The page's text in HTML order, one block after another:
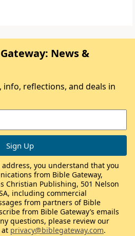
News &
info, reflections, and deals in
you understand that you
from Bible Gateway,
Christian Publishing, 501 Nelson
including commercial
from partners of Bible
from Bible Gateway’s emails
questions, please review our
at privacy@biblegateway.com.